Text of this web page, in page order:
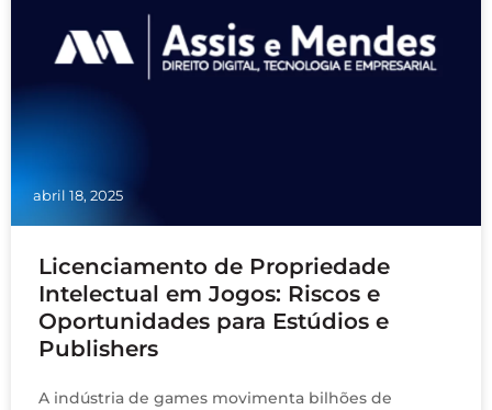
abril 18, 2025
Licenciamento de Propriedade
Intelectual em Jogos: Riscos e
Oportunidades para Estúdios e
Publishers
A indústria de games movimenta bilhões de